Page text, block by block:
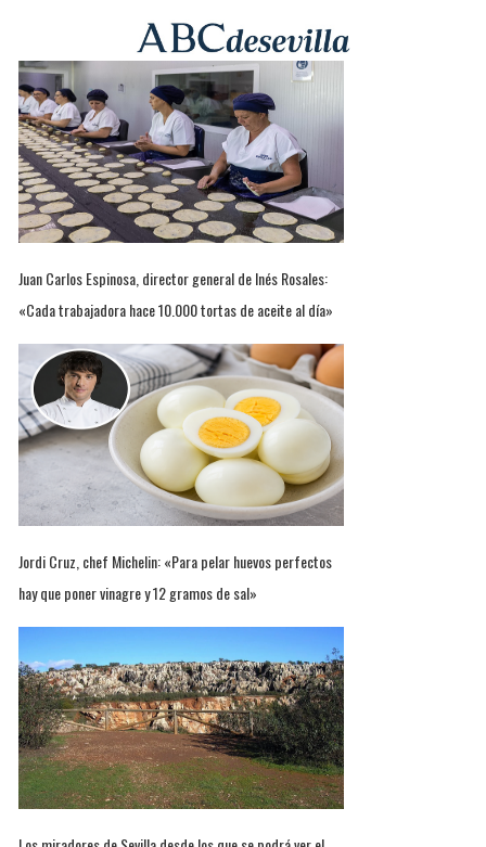
Juan Carlos Espinosa, director general de Inés Rosales:
«Cada trabajadora hace 10.000 tortas de aceite al día»
Jordi Cruz, chef Michelin: «Para pelar huevos perfectos
hay que poner vinagre y 12 gramos de sal»